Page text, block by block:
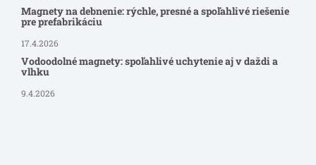
Magnety na debnenie: rýchle, presné a spoľahlivé riešenie
pre prefabrikáciu
17.4.2026
Vodoodolné magnety: spoľahlivé uchytenie aj v daždi a
vlhku
9.4.2026